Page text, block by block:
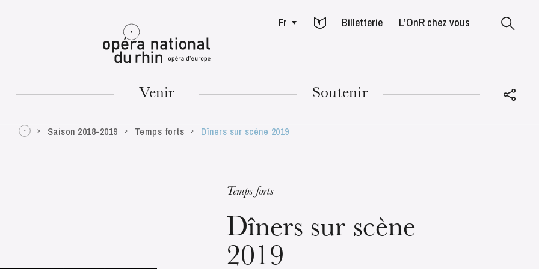
Mulhouse
Fr Billetterie L’OnR chez vous
Venir Soutenir
Saison 2018-2019 Temps forts Dîners sur scène 2019
Temps forts
Dîners sur scène
2019